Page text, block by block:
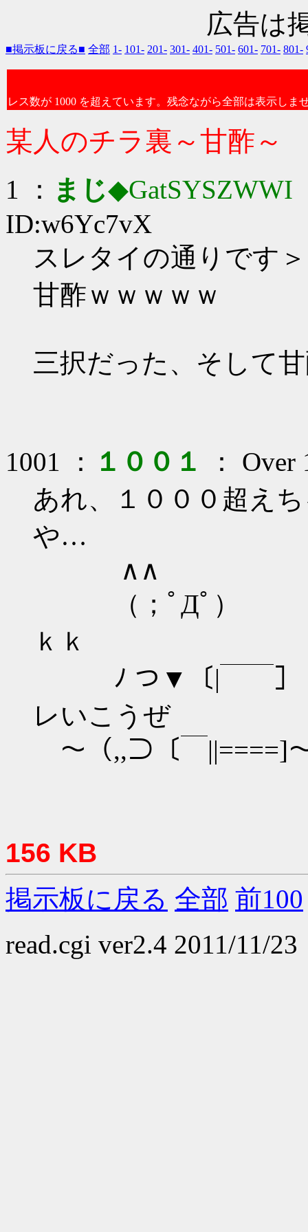
広告は
■掲示板に戻る■ 全部 1- 101- 201- 301- 401- 501- 601- 701- 801-
レス数が 1000 を超えています。残念ながら全部は表示しま
某人のチラ裏～甘酢～
1 ： まじ◆GatSYSZWWI
ID:w6Yc7vX
スレタイの通りです
甘酢ｗｗｗｗｗ
三択だった、そして
1001 ： １００１
： Over
あれ、１０００超え
や…
∧∧
（；ﾟДﾟ
ｋｋ
ﾉ つ▼〔|
レいこうぜ
～（,,⊃〔￣||====]
156 KB
掲示板に戻る 全部 前100
read.cgi ver2.4 2011/11/23